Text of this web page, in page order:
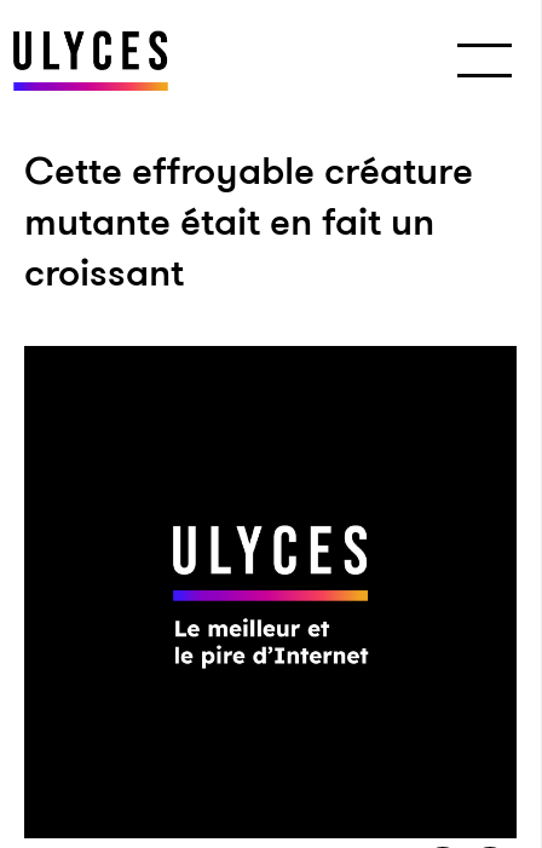
Cette effroyable créature
mutante était en fait un
croissant